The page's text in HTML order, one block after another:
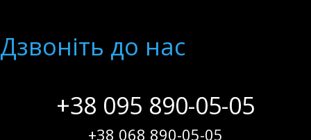
Дзвонiть до нас
+38 095 890-05-05
+38 068 890-05-05